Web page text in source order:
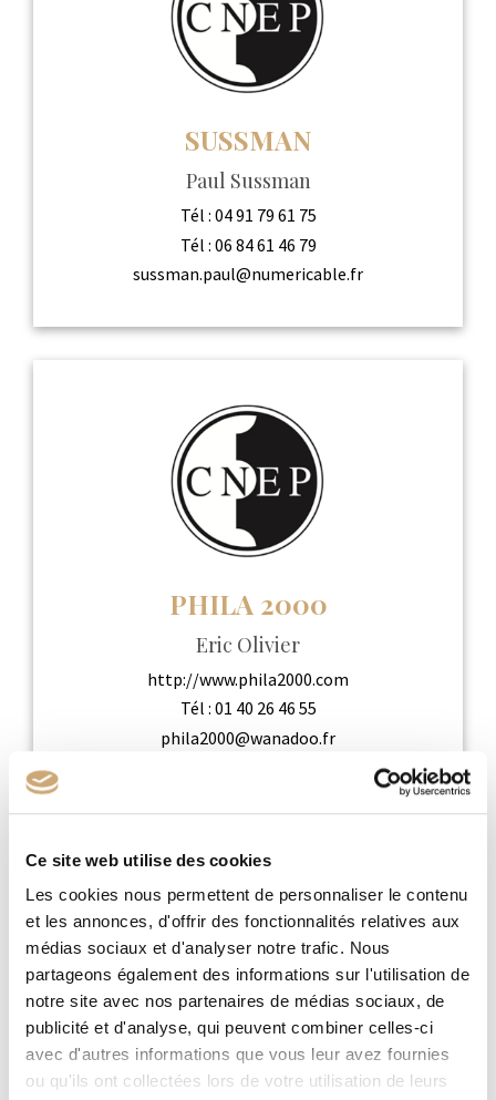
Ce site web utilise des cookies
Les cookies nous permettent de personnaliser le contenu
et les annonces, d'offrir des fonctionnalités relatives aux
médias sociaux et d'analyser notre trafic. Nous
partageons également des informations sur l'utilisation de
notre site avec nos partenaires de médias sociaux, de
publicité et d'analyse, qui peuvent combiner celles-ci
avec d'autres informations que vous leur avez fournies
ou qu'ils ont collectées lors de votre utilisation de leurs
SUSSMAN
Paul Sussman
Tél : 04 91 79 61 75
Tél : 06 84 61 46 79
sussman.paul@numericable.fr
PHILA 2000
Eric Olivier
http://www.phila2000.com
Tél : 01 40 26 46 55
phila2000@wanadoo.fr
H. TIETZ